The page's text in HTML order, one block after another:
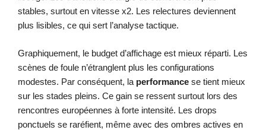
stables, surtout en vitesse x2. Les relectures deviennent
plus lisibles, ce qui sert l’analyse tactique.
Graphiquement, le budget d’affichage est mieux réparti. Les
scènes de foule n’étranglent plus les configurations
modestes. Par conséquent, la performance se tient mieux
sur les stades pleins. Ce gain se ressent surtout lors des
rencontres européennes à forte intensité. Les drops
ponctuels se raréfient, même avec des ombres actives en